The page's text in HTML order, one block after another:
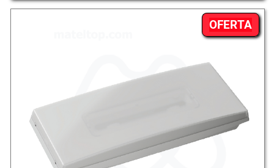
42,54 €.
OFERTA
EN